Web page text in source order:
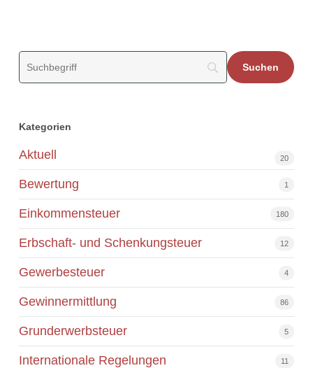
Kategorien
Aktuell 20
Bewertung 1
Einkommensteuer 180
Erbschaft- und Schenkungsteuer 12
Gewerbesteuer 4
Gewinnermittlung 86
Grunderwerbsteuer 5
Internationale Regelungen 11